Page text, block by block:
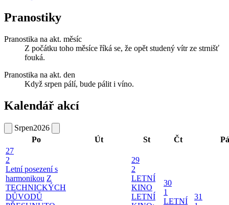
Pranostiky
Pranostika na akt. měsíc
Z počátku toho měsíce říká se, že opět studený vítr ze strnišť
fouká.
Pranostika na akt. den
Když srpen pálí, bude pálit i víno.
Kalendář akcí
Srpen2026
Po
Út St Čt
Pá
27
2
Letní posezení s
harmonikou Z
TECHNICKÝCH
DŮVODŮ
29
2
LETNÍ
KINO
LETNÍ
30
1
LETNÍ
31